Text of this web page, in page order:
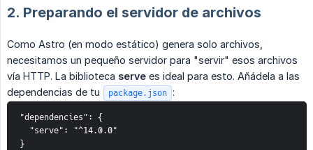
2. Preparando el servidor de archivos
Como Astro (en modo estático) genera solo archivos,
necesitamos un pequeño servidor para "servir" esos archivos
vía HTTP. La biblioteca serve es ideal para esto. Añádela a las
dependencias de tu
package.json :
"dependencies": {
  "serve": "^14.0.0"
}